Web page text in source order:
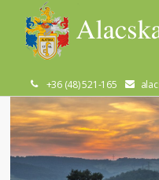
+36 (48) 521-165